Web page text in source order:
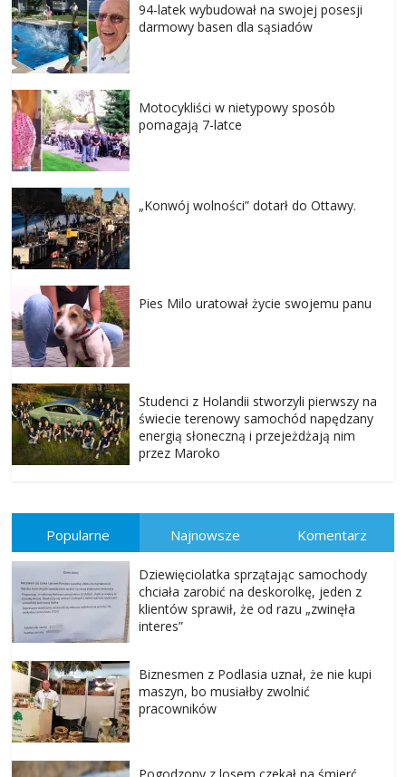
94-latek wybudował na swojej posesji
darmowy basen dla sąsiadów
Motocykliści w nietypowy sposób
pomagają 7-latce
„Konwój wolności” dotarł do Ottawy.
Pies Milo uratował życie swojemu panu
Studenci z Holandii stworzyli pierwszy na
świecie terenowy samochód napędzany
energią słoneczną i przejeżdżają nim
przez Maroko
Popularne Najnowsze Komentarz
Dziewięciolatka sprzątając samochody
chciała zarobić na deskorolkę, jeden z
klientów sprawił, że od razu „zwinęła
interes”
Biznesmen z Podlasia uznał, że nie kupi
maszyn, bo musiałby zwolnić
pracowników
Pogodzony z losem czekał na śmierć …